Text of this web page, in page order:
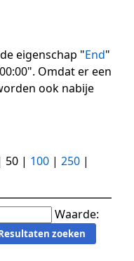
eigenschap "End"
Omdat er een
ook nabije
50 | 100 | 250 |
Waarde: